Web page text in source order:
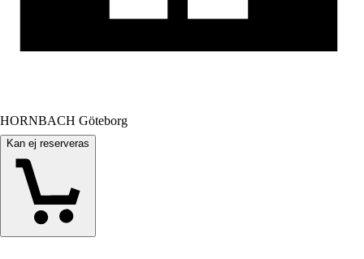
HORNBACH Göteborg
Kan ej reserveras